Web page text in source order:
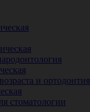
и ортодонтия
стоматологии